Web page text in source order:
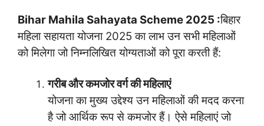
Bihar Mahila Sahayata Scheme 2025 :बिहार
महिला सहायता योजना 2025 का लाभ उन सभी महिलाओं
को मिलेगा जो निम्नलिखित योग्यताओं को पूरा करती हैं:
गरीब और कमजोर वर्ग की महिलाएं
योजना का मुख्य उद्देश्य उन महिलाओं की मदद करना
है जो आर्थिक रूप से कमजोर हैं। ऐसे महिलाएं जो